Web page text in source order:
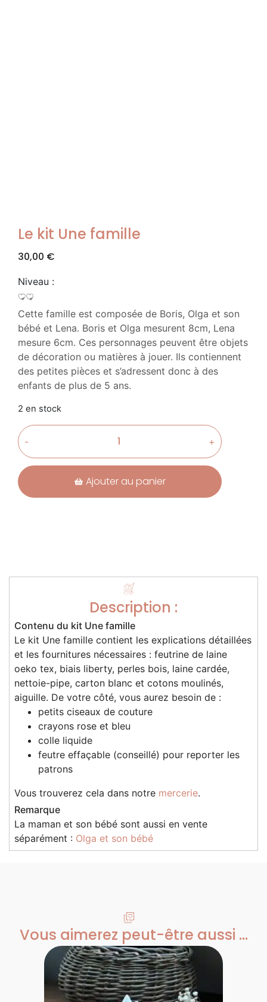
Le kit Une famille
30,00 €
Niveau :
Cette famille est composée de Boris, Olga et son
bébé et Lena. Boris et Olga mesurent 8cm, Lena
mesure 6cm. Ces personnages peuvent être objets
de décoration ou matières à jouer. Ils contiennent
des petites pièces et s’adressent donc à des
enfants de plus de 5 ans.
2 en stock
- +
Ajouter au panier
Description :
Contenu du kit Une famille
Le kit Une famille contient les explications détaillées
et les fournitures nécessaires : feutrine de laine
oeko tex, biais liberty, perles bois, laine cardée,
nettoie-pipe, carton blanc et cotons moulinés,
aiguille. De votre côté, vous aurez besoin de :
petits ciseaux de couture
crayons rose et bleu
colle liquide
feutre effaçable (conseillé) pour reporter les
patrons
Vous trouverez cela dans notre mercerie.
Remarque
La maman et son bébé sont aussi en vente
séparément : Olga et son bébé
Vous aimerez peut-être aussi ...